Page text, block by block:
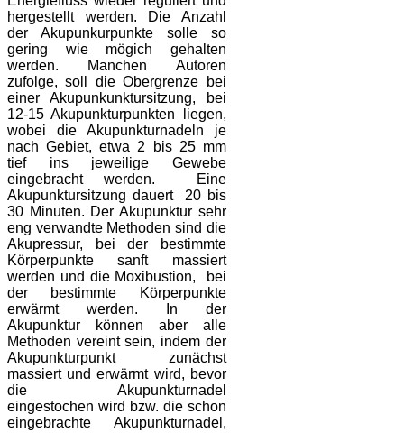
hergestellt werden. Die Anzahl
der Akupunkurpunkte solle so
gering wie mögich gehalten
werden. Manchen Autoren
zufolge, soll die Obergrenze bei
einer Akupunkunktursitzung, bei
12-15 Akupunkturpunkten liegen,
wobei die Akupunkturnadeln je
nach Gebiet, etwa 2 bis 25 mm
tief ins jeweilige Gewebe
eingebracht werden. Eine
Akupunktursitzung dauert 20 bis
30 Minuten. Der Akupunktur sehr
eng verwandte Methoden sind die
Akupressur, bei der bestimmte
Körperpunkte sanft massiert
werden und die Moxibustion, bei
der bestimmte Körperpunkte
erwärmt werden. In der
Akupunktur können aber alle
Methoden vereint sein, indem der
Akupunkturpunkt zunächst
massiert und erwärmt wird, bevor
die Akupunkturnadel
eingestochen wird bzw. die schon
eingebrachte Akupunkturnadel,